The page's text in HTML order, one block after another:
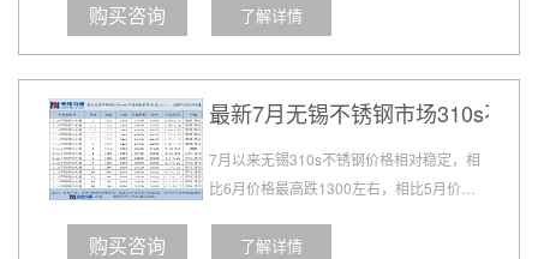
左右，316L不锈钢热轧价格上涨了550元左
309s不...
购买咨询 了解详情
最新7月无锡不锈钢市场310s不锈
7月以来无锡310s不锈钢价格相对稳定，相
比6月价格最高跌1300左右，相比5月价格
8000左右....
购买咨询 了解详情